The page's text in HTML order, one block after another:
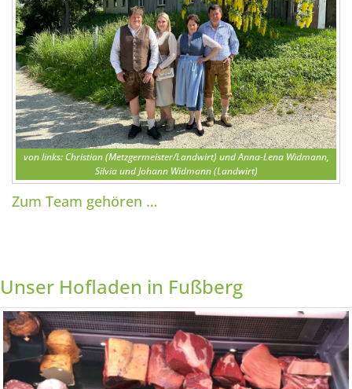
von links: Christian (Metzgermeister/Landwirt) und Anna-Lena Widmann,
Silvia und Johann Widmann (Landwirt)
Zum Team gehören …
Unser Hofladen in Fußberg